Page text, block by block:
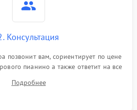
Консультация
позвонит вам, сориентирует по цене
пианино а также ответит на все
Подробнее